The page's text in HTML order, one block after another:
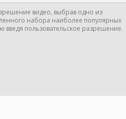
видео, выбрав одно из
набора наиболее популярных
пользовательское разрешение.